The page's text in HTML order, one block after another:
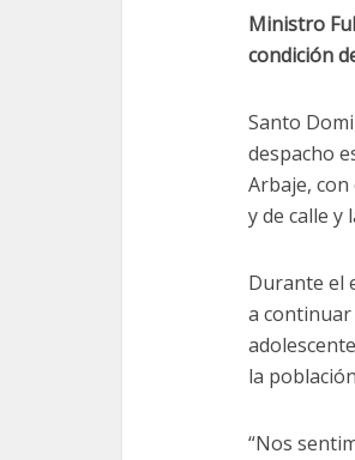
Ministro
condición
Santo
despacho
Arbaje,
y de calle y
Durante el
a continuar
la
“Nos